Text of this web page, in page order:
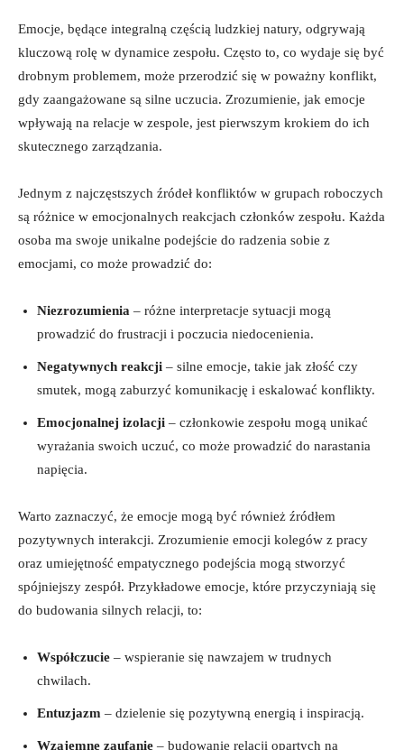
Emocje, będące integralną częścią ludzkiej natury, odgrywają
kluczową rolę w dynamice zespołu. Często to, co wydaje się być
drobnym problemem, może przerodzić się w poważny konflikt,
gdy zaangażowane są silne uczucia. Zrozumienie, jak emocje
wpływają na relacje w zespole, jest pierwszym krokiem do ich
skutecznego zarządzania.
Jednym z najczęstszych źródeł konfliktów w grupach roboczych
są różnice w emocjonalnych reakcjach członków zespołu. Każda
osoba ma swoje unikalne podejście do radzenia sobie z
emocjami, co może prowadzić do:
Niezrozumienia – różne interpretacje sytuacji mogą
prowadzić do frustracji i poczucia niedocenienia.
Negatywnych reakcji – silne emocje, takie jak złość czy
smutek, mogą zaburzyć komunikację i eskalować konflikty.
Emocjonalnej izolacji – członkowie zespołu mogą unikać
wyrażania swoich uczuć, co może prowadzić do narastania
napięcia.
Warto zaznaczyć, że emocje mogą być również źródłem
pozytywnych interakcji. Zrozumienie emocji kolegów z pracy
oraz umiejętność empatycznego podejścia mogą stworzyć
spójniejszy zespół. Przykładowe emocje, które przyczyniają się
do budowania silnych relacji, to:
Współczucie – wspieranie się nawzajem w trudnych
chwilach.
Entuzjazm – dzielenie się pozytywną energią i inspiracją.
Wzajemne zaufanie – budowanie relacji opartych na